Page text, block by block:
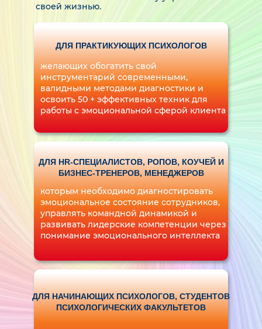
своей жизнью.
желающих обогатить свой
инструментарий современными,
валидными методами диагностики и
освоить 50 + эффективных техник для
работы с эмоциональной сферой клиента
ДЛЯ ПРАКТИКУЮЩИХ ПСИХОЛОГОВ
которым необходимо диагностировать
эмоциональное состояние сотрудников,
управлять командной динамикой и
развивать лидерские компетенции через
понимание эмоционального интеллекта
ДЛЯ HR-СПЕЦИАЛИСТОВ, РОПОВ, КОУЧЕЙ И
БИЗНЕС-ТРЕНЕРОВ, МЕНЕДЖЕРОВ
ДЛЯ НАЧИНАЮЩИХ ПСИХОЛОГОВ, СТУДЕНТОВ
ПСИХОЛОГИЧЕСКИХ ФАКУЛЬТЕТОВ